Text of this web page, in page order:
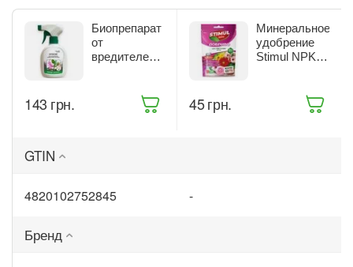
Биопрепарат
от
вредителей
Жива Земля
‍143‍ грн.
Минеральное
удобрение
Stimul NPK
растений 200
‍45‍грн.
GTIN
4820102752845 -
Бренд